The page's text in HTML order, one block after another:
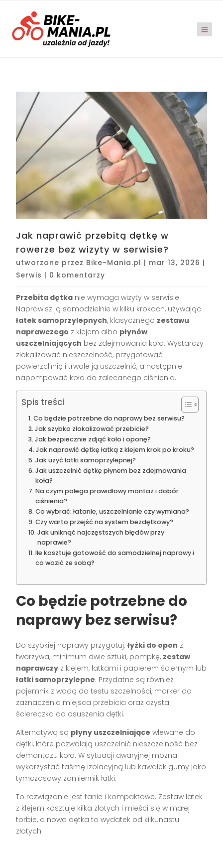
Jak naprawić przebitą dętkę w
rowerze bez wizyty w serwisie?
utworzone przez Bike-Mania.pl | mar 13, 2026 |
Serwis | 0 komentarzy
Przebita dętka nie wymaga wizyty w serwisie.
Naprawisz ją samodzielnie w kilku krokach, używając
łatek samoprzylepnych, klasycznego zestawu
naprawczego z klejem albo płynów
uszczelniających bez zdejmowania koła. Wystarczy
zlokalizować nieszczelność, przygotować
powierzchnię i trwale ją uszczelnić, a następnie
napompować koło do zalecanego ciśnienia.
Spis treści
Co będzie potrzebne do naprawy bez serwisu?
Jak szybko zlokalizować przebicie?
Jak bezpiecznie zdjąć koło i oponę?
Jak naprawić dętkę łatką z klejem krok po kroku?
Jak użyć łatki samoprzylepnej?
Jak uszczelnić dętkę płynem bez zdejmowania
koła?
Na czym polega prawidłowy montaż i dobór
ciśnienia?
Co wybrać: łatanie, uszczelnianie czy wymiana?
Czy warto przejść na system bezdętkowy?
Jak uniknąć najczęstszych błędów przy
naprawie?
Ile kosztuje gotowość do samodzielnej naprawy i
co wozić ze sobą?
Co będzie potrzebne do
naprawy bez serwisu?
Do szybkiej naprawy przygotuj:łyżki do opon z
tworzywa, minimum dwie sztuki, pompkę, zestaw
naprawczy z klejem, łatkami i papierem ściernym lub
łatki samoprzylepne. Przydatne są również
pojemnik z wodą do testu szczelności, marker do
zaznaczenia miejsca przebicia oraz czysta
ściereczka do osuszenia dętki.
Alternatywą są płyny uszczelniające wlewane do
dętki, które pozwalają uszczelnić nieszczelność bez
demontażu koła. W sytuacji awaryjnej można
wykorzystać taśmę izolacyjną lub kawałek gumy jako
tymczasowy zamiennik łatki.
To rozwiązanie jest tanie i kompaktowe. Zestaw latek
z klejem kosztuje kilka złotych i mieści się w małej
torbie, a nowa dętka to wydatek od kilkunastu
złotych.